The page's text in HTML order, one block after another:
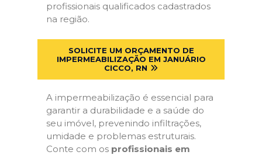
profissionais qualificados cadastrados
na região.
SOLICITE UM ORÇAMENTO DE
IMPERMEABILIZAÇÃO EM JANUÁRIO
CICCO, RN
A impermeabilização é essencial para
garantir a durabilidade e a saúde do
seu imóvel, prevenindo infiltrações,
umidade e problemas estruturais.
Conte com os profissionais em